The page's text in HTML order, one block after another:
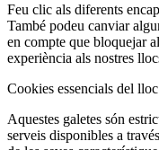
Feu clic als diferents
També podeu canviar
en compte que bloquejar
experiència als nostres
Cookies essencials del
Aquestes galetes són
serveis disponibles a